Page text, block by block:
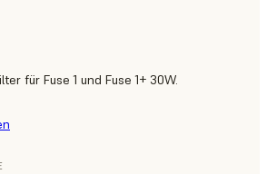
für Fuse 1 und Fuse 1+ 30W.